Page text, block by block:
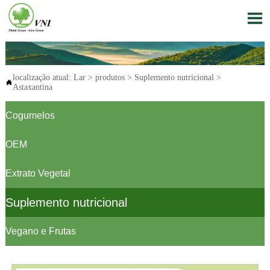


localização atual: Lar> produtos> Suplemento nutricional >
Astaxantina
Cogumelos
OEM
Extrato Vegetal
Suplemento nutricional
Vegano e Frutas